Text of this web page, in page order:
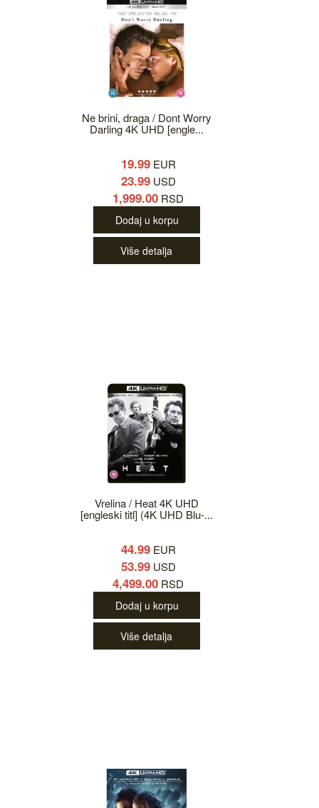
Ne brini, draga / Dont Worry
Darling 4K UHD [engle...
19.99EUR
23.99USD
1,999.00 RSD
Dodaj u korpu
Više detalja
Vrelina / Heat 4K UHD
[engleski titl] (4K UHD Blu-...
44.99EUR
53.99USD
4,499.00 RSD
Dodaj u korpu
Više detalja